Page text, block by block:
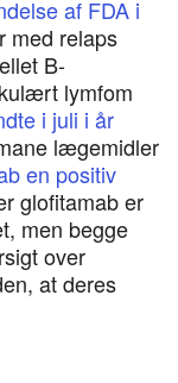
af FDA i
med relaps
B-
lymfom
i juli i år
lægemidler
en positiv
glofitamab er
men begge
over
at deres